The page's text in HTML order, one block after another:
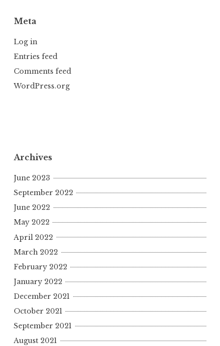
Meta
Log in
Entries feed
Comments feed
WordPress.org
Archives
June 2023
September 2022
June 2022
May 2022
April 2022
March 2022
February 2022
January 2022
December 2021
October 2021
September 2021
August 2021